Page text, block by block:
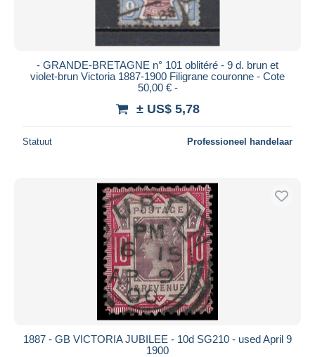
- GRANDE-BRETAGNE n° 101 oblitéré - 9 d. brun et
violet-brun Victoria 1887-1900 Filigrane couronne - Cote
50,00 € -
± US$ 5,78
Statuut Professioneel handelaar
1887 - GB VICTORIA JUBILEE - 10d SG210 - used April 9
1900